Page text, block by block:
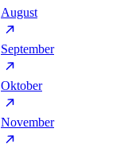
August
September
Oktober
November